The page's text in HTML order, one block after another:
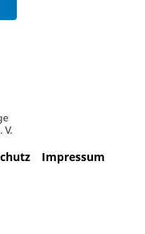
Impressum